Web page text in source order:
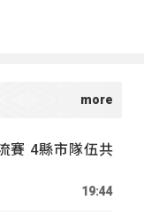
賽 4縣市隊伍共
19:44